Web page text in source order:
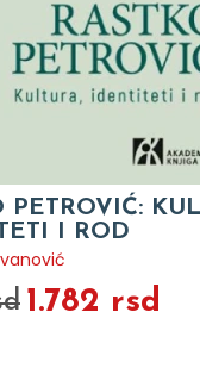
PETROVIĆ:
I ROD
1.782 rsd